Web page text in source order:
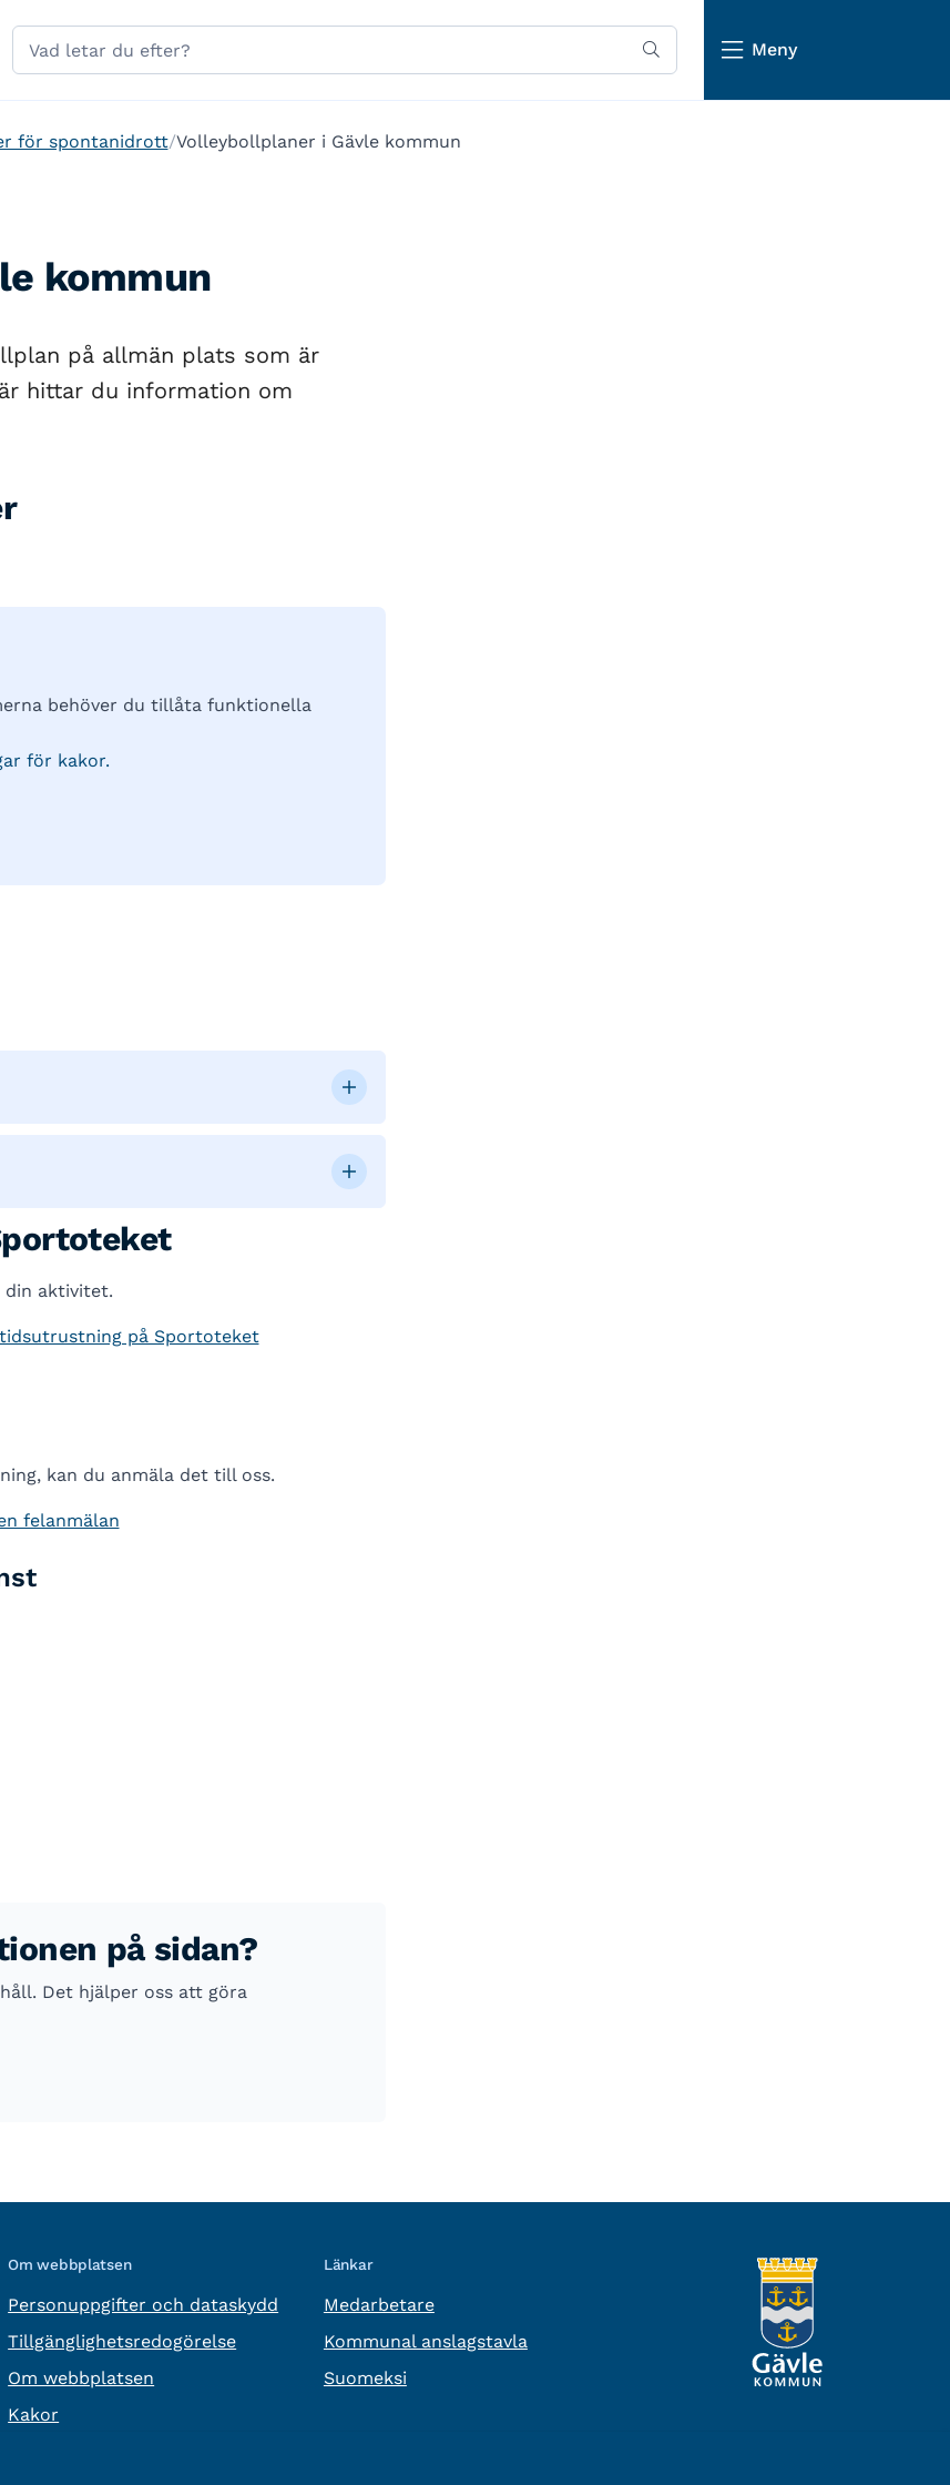
Sök
på
Meny
för spontanidrott Volleybollplaner i Gävle kommun
kommun
på allmän plats som är
hittar du information om
behöver du tillåta funktionella
för kakor.
aktivitet.
på Sportoteket
kan du anmäla det till oss.
felanmälan
på sidan?
Det hjälper oss att göra
Om webbplatsen
Personuppgifter och dataskydd
Tillgänglighetsredogörelse
Om webbplatsen
Kakor
Länkar
Medarbetare
Kommunal anslagstavla
Suomeksi